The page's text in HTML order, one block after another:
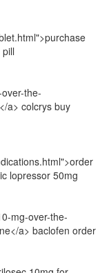
the-
a> colcrys buy
lopressor 50mg
mg-over-the-
a> baclofen order